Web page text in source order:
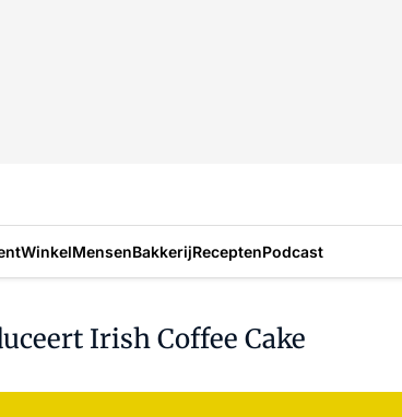
WinkelMensenBakkerijReceptenPodcast
Irish Coffee Cake